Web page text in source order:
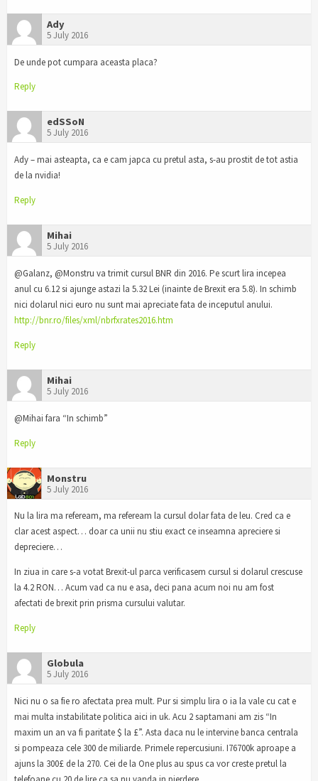
Ady
5 July 2016
De unde pot cumpara aceasta placa?
Reply
edSSoN
5 July 2016
Ady – mai asteapta, ca e cam japca cu pretul asta, s-au prostit de tot astia
de la nvidia!
Reply
Mihai
5 July 2016
@Galanz, @Monstru va trimit cursul BNR din 2016. Pe scurt lira incepea
anul cu 6.12 si ajunge astazi la 5.32 Lei (inainte de Brexit era 5.8). In schimb
nici dolarul nici euro nu sunt mai apreciate fata de inceputul anului.
http://bnr.ro/files/xml/nbrfxrates2016.htm
Reply
Mihai
5 July 2016
@Mihai fara “In schimb”
Reply
Monstru
5 July 2016
Nu la lira ma refeream, ma refeream la cursul dolar fata de leu. Cred ca e
clar acest aspect… doar ca unii nu stiu exact ce inseamna apreciere si
depreciere…
In ziua in care s-a votat Brexit-ul parca verificasem cursul si dolarul crescuse
la 4.2 RON… Acum vad ca nu e asa, deci pana acum noi nu am fost
afectati de brexit prin prisma cursului valutar.
Reply
Globula
5 July 2016
Nici nu o sa fie ro afectata prea mult. Pur si simplu lira o ia la vale cu cat e
mai multa instabilitate politica aici in uk. Acu 2 saptamani am zis “In
maxim un an va fi paritate $ la £”. Asta daca nu le intervine banca centrala
si pompeaza cele 300 de miliarde. Primele repercusiuni. I76700k aproape a
ajuns la 300£ de la 270. Cei de la One plus au spus ca vor creste pretul la